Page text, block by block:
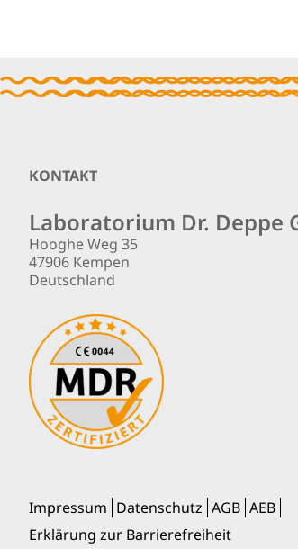
Footer
KONTAKT
Laboratorium Dr. Deppe
Hooghe Weg 35
47906 Kempen
Deutschland
Impressum Datenschutz AGB AEB
Erklärung zur Barrierefreiheit